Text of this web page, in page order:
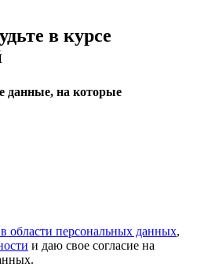
в курсе
данные, на которые
области персональных данных,
и даю свое согласие на